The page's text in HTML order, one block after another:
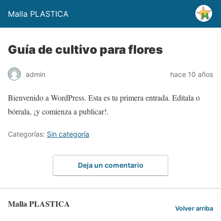
Malla PLASTICA
Guía de cultivo para flores
admin hace 10 años
Bienvenido a WordPress. Esta es tu primera entrada. Edítala o
bórrala, ¡y comienza a publicar!.
Categorías: Sin categoría
Deja un comentario
Malla PLASTICA Volver arriba